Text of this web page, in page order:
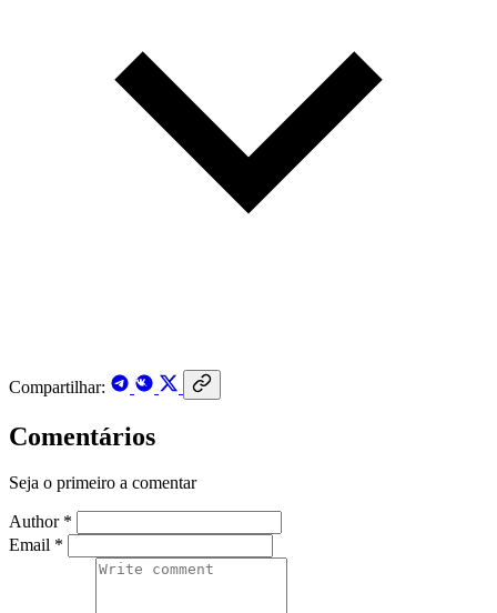
Compartilhar:
Comentários
Seja o primeiro a comentar
Author *
Email *